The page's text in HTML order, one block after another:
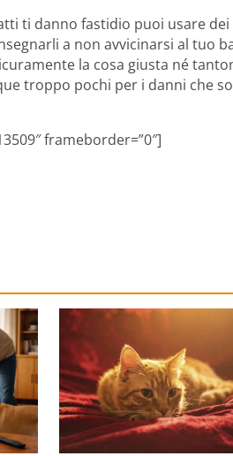
ti danno fastidio puoi usare
a non avvicinarsi al tuo
la cosa giusta né
troppo pochi per i danni che
frameborder=”0″]